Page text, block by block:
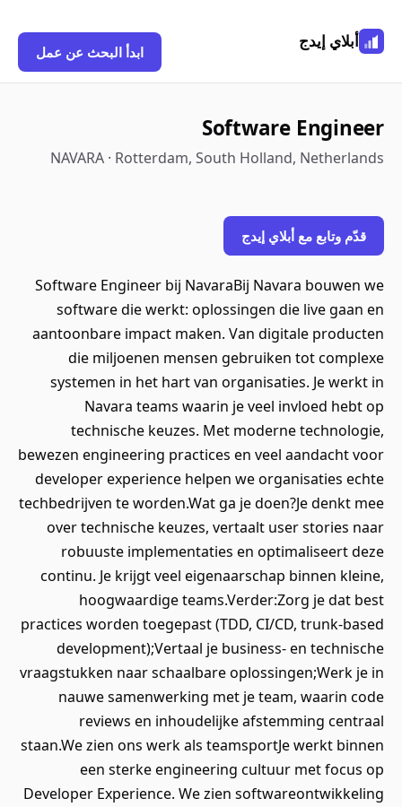
أبلاي إيدج
ابدأ البحث عن عمل
Software Engineer
NAVARA · Rotterdam, South Holland, Netherlands
قدّم وتابع مع أبلاي إيدج
Software Engineer bij NavaraBij Navara bouwen we
software die werkt: oplossingen die live gaan en
aantoonbare impact maken. Van digitale producten
die miljoenen mensen gebruiken tot complexe
systemen in het hart van organisaties. Je werkt in
Navara teams waarin je veel invloed hebt op
technische keuzes. Met moderne technologie,
bewezen engineering practices en veel aandacht voor
developer experience helpen we organisaties echte
techbedrijven te worden.Wat ga je doen?Je denkt mee
over technische keuzes, vertaalt user stories naar
robuuste implementaties en optimaliseert deze
continu. Je krijgt veel eigenaarschap binnen kleine,
hoogwaardige teams.Verder:Zorg je dat best
practices worden toegepast (TDD, CI/CD, trunk-based
development);Vertaal je business- en technische
vraagstukken naar schaalbare oplossingen;Werk je in
nauwe samenwerking met je team, waarin code
reviews en inhoudelijke afstemming centraal
staan.We zien ons werk als teamsportJe werkt binnen
een sterke engineering cultuur met focus op
Developer Experience. We zien softwareontwikkeling